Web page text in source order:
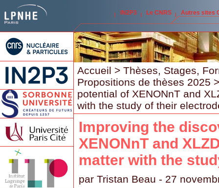
IN2P3 Le CNRS Autres sites
Accueil > Thèses, Stages,
Propositions de thèses 2025
potential of XENONnT and
with the study of their
Improving the
XENONnT and
matter with the
par Tristan Beau - 27